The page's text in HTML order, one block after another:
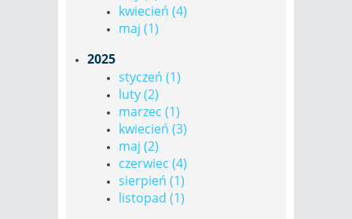
kwiecień (4)
maj (1)
2025
styczeń (1)
luty (2)
marzec (1)
kwiecień (3)
maj (2)
czerwiec (4)
sierpień (1)
listopad (1)